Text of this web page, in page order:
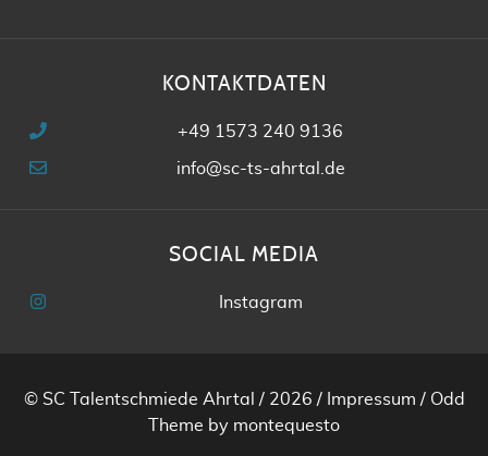
KONTAKTDATEN
+49 1573 240 9136
info@sc-ts-ahrtal.de
SOCIAL MEDIA
Instagram
© SC Talentschmiede Ahrtal / 2026 / Impressum / Odd
Theme by montequesto